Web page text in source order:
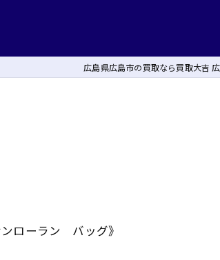
広島県広島市の買取なら買取大吉